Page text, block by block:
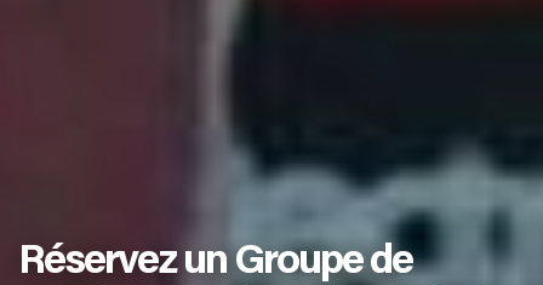
Réservez un Groupe de